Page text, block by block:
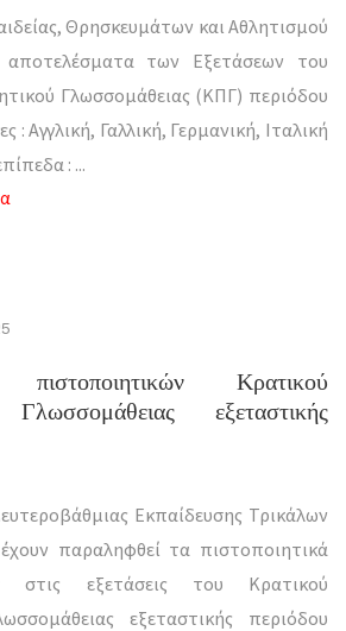
Θρησκευμάτων και Αθλητισμού
αποτελέσματα των Εξετάσεων του
Γλωσσομάθειας (ΚΠΓ) περιόδου
: Αγγλική, Γαλλική, Γερμανική, Ιταλική
: ...
Κρατικού
Γλωσσομάθειας εξεταστικής
Εκπαίδευσης Τρικάλων
παραληφθεί τα πιστοποιητικά
στις εξετάσεις του Κρατικού
εξεταστικής περιόδου